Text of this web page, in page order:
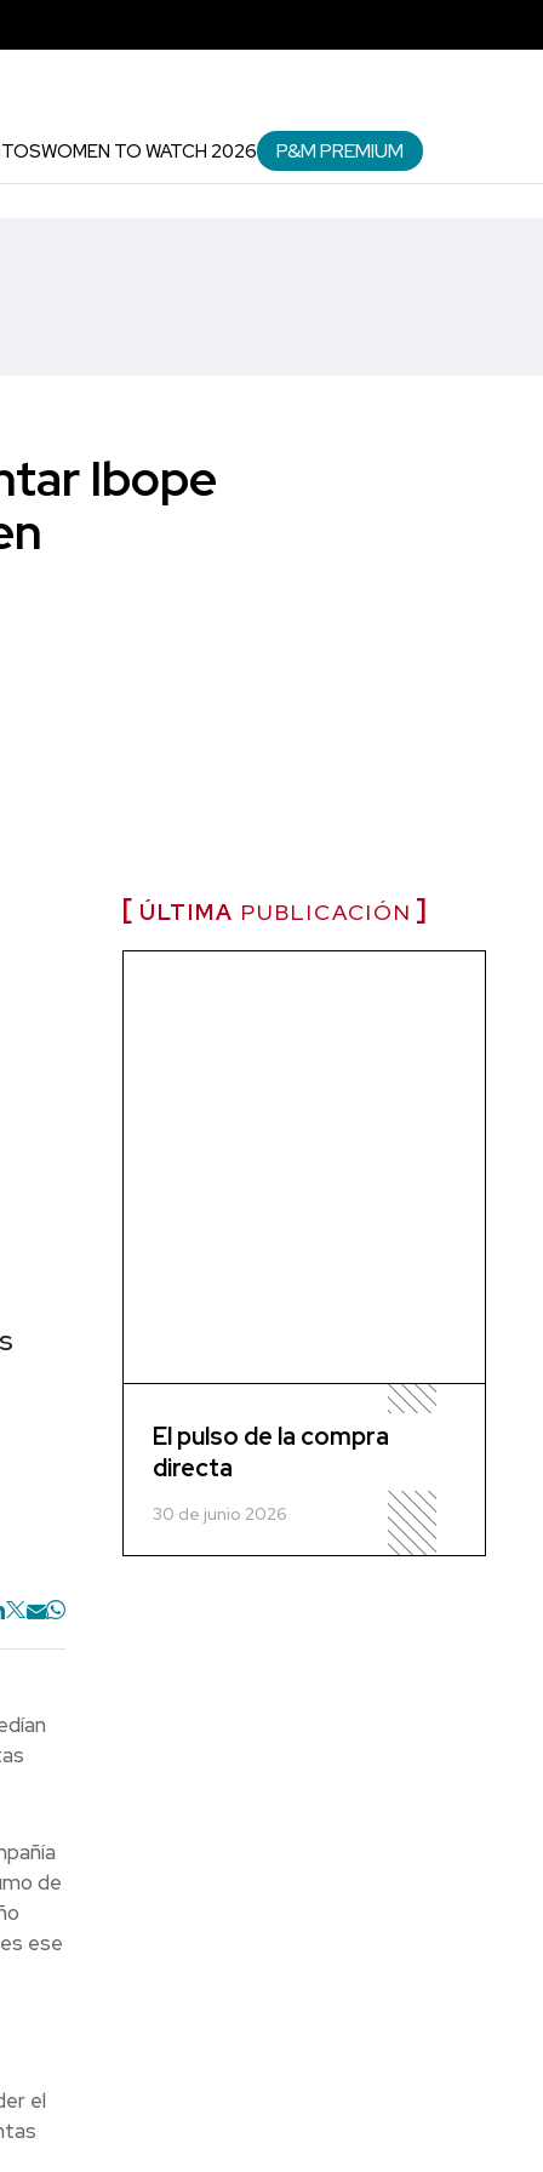
WOMEN TO WATCH 2026 P&M PREMIUM
Ibope
de
ese
el
ÚLTIMA PUBLICACIÓN
El pulso de la compra
directa
30 de junio 2026